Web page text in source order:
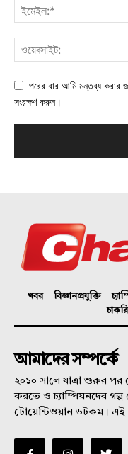
পরের বার আমি মন্তব্য করার
সংরক্ষণ করুন।
খবর বিজ্ঞানপ্রযুক্তি
চাকরি
আমাদের সম্পর্কে
২০১০ সালে যাত্রা শুরুর
করতে ও চ্যাম্পিয়নদের
টোয়েন্টিওয়ান ডটকম। এই